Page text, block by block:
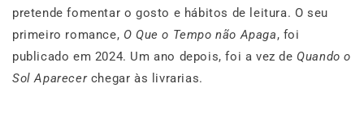
pretende fomentar o gosto e hábitos de leitura. O seu
primeiro romance, O Que o Tempo não Apaga, foi
publicado em 2024. Um ano depois, foi a vez de Quando o
Sol Aparecerchegar às livrarias.